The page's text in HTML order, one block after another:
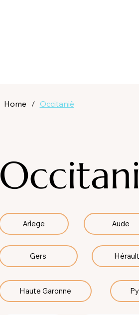
Home / Occitanië
Arìege Aude
Gers Hérault
Haute Garonne